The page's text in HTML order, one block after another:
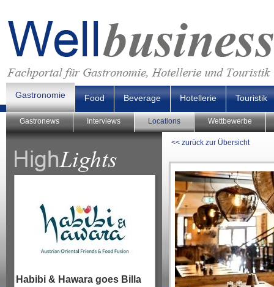
Gastronomie Food Beverage Hotellerie Touristik
Gastronews Interviews Locations Wettbewerbe
Habibi & Hawara goes Billa
<< zurück zur Übersicht